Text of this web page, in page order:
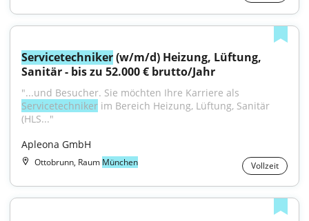
Servicetechniker (w/m/d) Heizung, Lüftung,
Sanitär - bis zu 52.000 € brutto/Jahr
Servicetechniker im Bereich Heizung, Lüftung, Sanitär
(HLS..."
Apleona GmbH
Ottobrunn, Raum München Vollzeit